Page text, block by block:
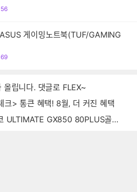
읽
56
게이밍노트북(TUF/GAMING
읽
69
올립니다. 댓글로 FLEX~
크> 통큰 혜택! 8월, 더 커진 혜택
GX850 80PLUS골드 풀모듈러 ATX3.0 블랙